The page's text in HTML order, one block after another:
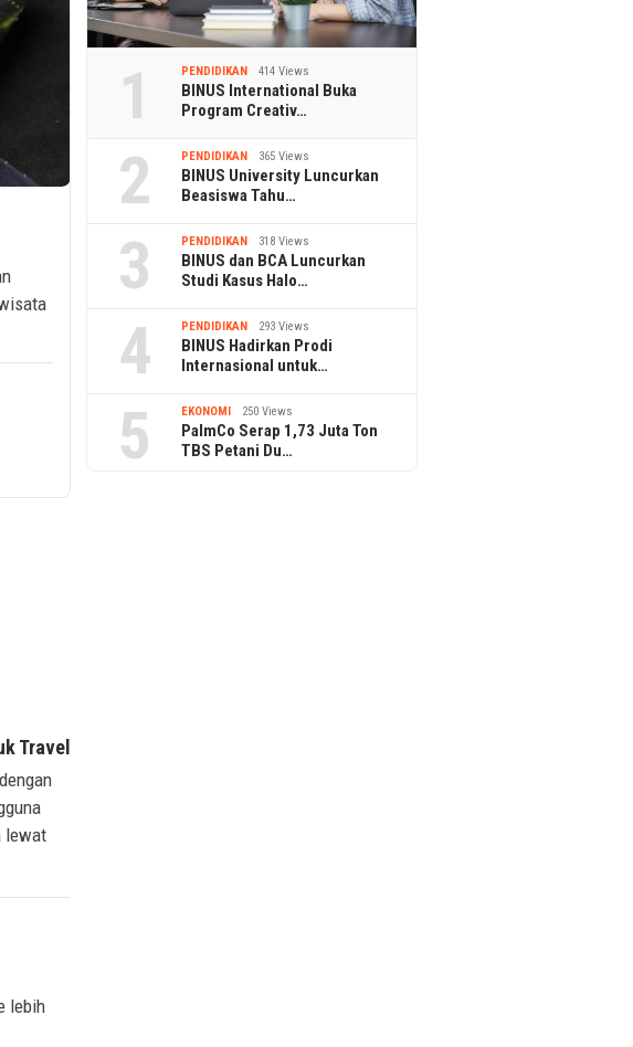
Travel
lewat
lebih
1 PENDIDIKAN 414 Views
BINUS International Buka
Program Creativ…
2 PENDIDIKAN 365 Views
BINUS University Luncurkan
Beasiswa Tahu…
3 PENDIDIKAN 318 Views
BINUS dan BCA Luncurkan
Studi Kasus Halo…
4 PENDIDIKAN 293 Views
BINUS Hadirkan Prodi
Internasional untuk…
5 EKONOMI 250 Views
PalmCo Serap 1,73 Juta Ton
TBS Petani Du…